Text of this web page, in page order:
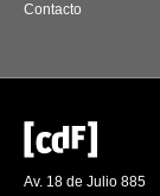
Contacto
Av. 18 de Julio 885